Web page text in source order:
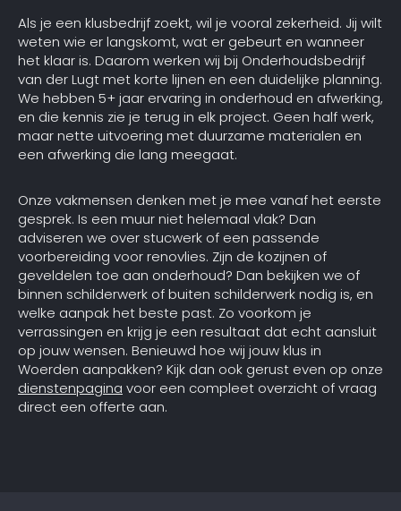
Als je een klusbedrijf zoekt, wil je vooral zekerheid. Jij wilt
weten wie er langskomt, wat er gebeurt en wanneer
het klaar is. Daarom werken wij bij Onderhoudsbedrijf
van der Lugt met korte lijnen en een duidelijke planning.
We hebben 5+ jaar ervaring in onderhoud en afwerking,
en die kennis zie je terug in elk project. Geen half werk,
maar nette uitvoering met duurzame materialen en
een afwerking die lang meegaat.
Onze vakmensen denken met je mee vanaf het eerste
gesprek. Is een muur niet helemaal vlak? Dan
adviseren we over stucwerk of een passende
voorbereiding voor renovlies. Zijn de kozijnen of
geveldelen toe aan onderhoud? Dan bekijken we of
binnen schilderwerk of buiten schilderwerk nodig is, en
welke aanpak het beste past. Zo voorkom je
verrassingen en krijg je een resultaat dat echt aansluit
op jouw wensen. Benieuwd hoe wij jouw klus in
Woerden aanpakken? Kijk dan ook gerust even op onze
dienstenpagina voor een compleet overzicht of vraag
direct een offerte aan.